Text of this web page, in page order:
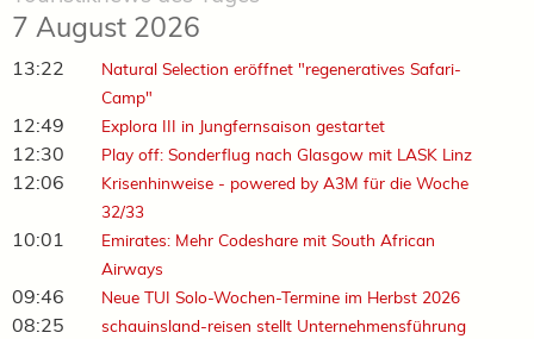
7 August 2026
13:22
Natural Selection eröffnet "regeneratives Safari-
Camp"
12:49 Explora III in Jungfernsaison gestartet
12:30 Play off: Sonderflug nach Glasgow mit LASK Linz
12:06
Krisenhinweise - powered by A3M für die Woche
32/33
10:01
Emirates: Mehr Codeshare mit South African
Airways
09:46 Neue TUI Solo-Wochen-Termine im Herbst 2026
08:25
schauinsland-reisen stellt Unternehmensführung